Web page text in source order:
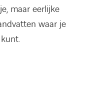
maar eerlijke
waar je